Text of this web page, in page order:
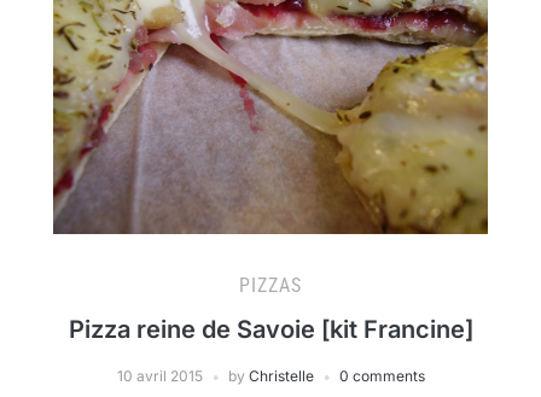
PIZZAS
Pizza reine de Savoie [kit Francine]
10 avril 2015 by Christelle 0 comments